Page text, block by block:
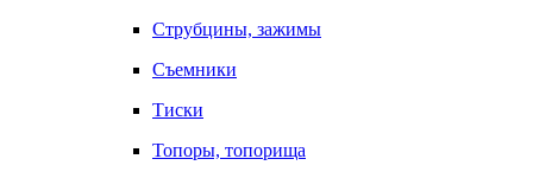
Струбцины, зажимы
Съемники
Тиски
Топоры, топорища